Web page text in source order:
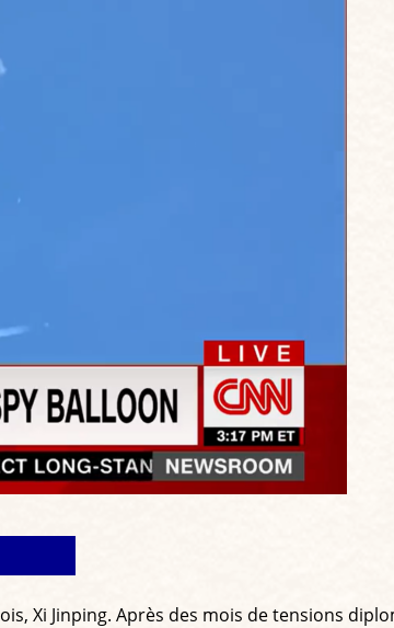
Xi Jinping. Après des mois de tensions